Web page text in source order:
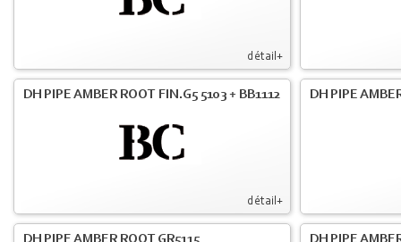
détail+
détail+
DH PIPE AMBER ROOT FIN.G5 5103 + BB1112 DH PIPE